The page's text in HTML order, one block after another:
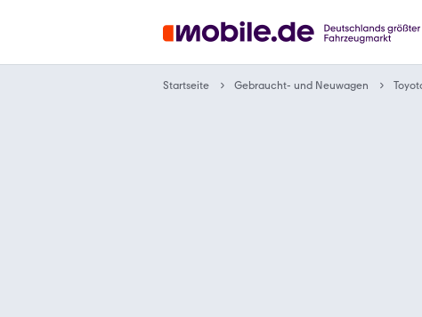
Startseite Gebraucht- und Neuwagen